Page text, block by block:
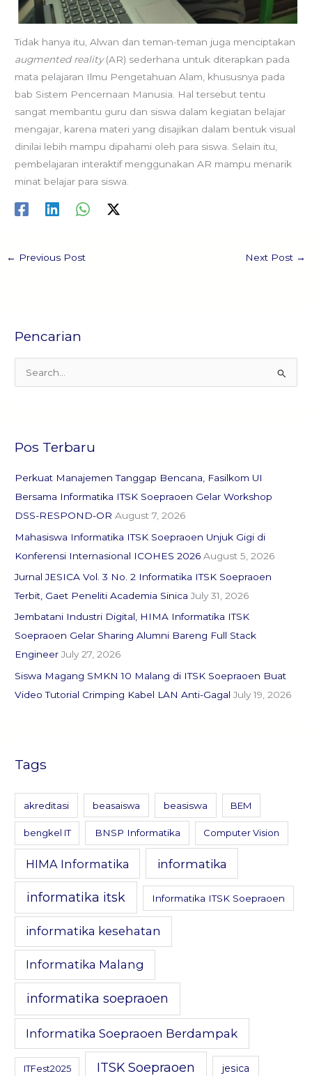
Tidak hanya itu, Alwan dan teman-teman juga menciptakan
augmented reality(AR) sederhana untuk diterapkan pada
mata pelajaran Ilmu Pengetahuan Alam, khususnya pada
bab Sistem Pencernaan Manusia. Hal tersebut tentu
sangat membantu guru dan siswa dalam kegiatan belajar
mengajar, karena materi yang disajikan dalam bentuk visual
dinilai lebih mampu dipahami oleh para siswa. Selain itu,
pembelajaran interaktif menggunakan AR mampu menarik
minat belajar para siswa.
← Previous Post Next Post →
Pencarian
e
c
f
o
r
:
Pos Terbaru
Perkuat Manajemen Tanggap Bencana, Fasilkom UI
Bersama Informatika ITSK Soepraoen Gelar Workshop
DSS-RESPOND-OR August 7, 2026
Mahasiswa Informatika ITSK Soepraoen Unjuk Gigi di
Konferensi Internasional ICOHES 2026 August 5, 2026
Jurnal JESICA Vol. 3 No. 2 Informatika ITSK Soepraoen
Terbit, Gaet Peneliti Academia Sinica July 31, 2026
Jembatani Industri Digital, HIMA Informatika ITSK
Soepraoen Gelar Sharing Alumni Bareng Full Stack
Engineer July 27, 2026
Siswa Magang SMKN 10 Malang di ITSK Soepraoen Buat
Video Tutorial Crimping Kabel LAN Anti-Gagal July 19, 2026
Tags
akreditasi beasaiswa beasiswa BEM
bengkel IT BNSP Informatika Computer Vision
HIMA Informatika informatika
informatika itsk Informatika ITSK Soepraoen
informatika kesehatan
Informatika Malang
informatika soepraoen
Informatika Soepraoen Berdampak
ITFest2025 ITSK Soepraoen jesica